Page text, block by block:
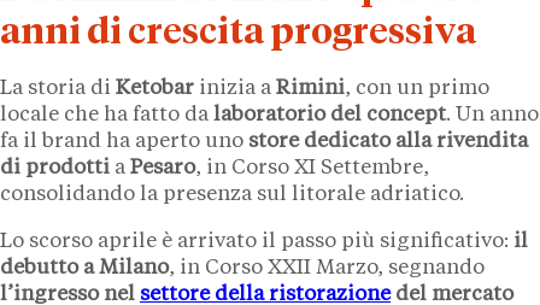
anni di crescita progressiva
La storia di Ketobar inizia a Rimini, con un primo
locale che ha fatto da laboratorio del concept. Un anno
fa il brand ha aperto uno store dedicato alla rivendita
di prodotti a Pesaro, in Corso XI Settembre,
consolidando la presenza sul litorale adriatico.
Lo scorso aprile è arrivato il passo più significativo: il
debutto a Milano, in Corso XXII Marzo, segnando
l’ingresso nel settore della ristorazionedel mercato